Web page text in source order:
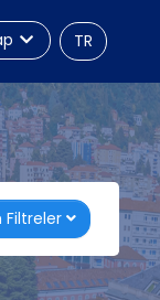
TR
Filtreler